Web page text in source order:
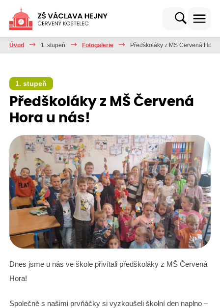
Úvod 1. stupeň Fotogalerie Předškoláky z MŠ Červená Hora
1. stupeň
Předškoláky z MŠ Červená
Hora u nás!
Dnes jsme u nás ve škole přivítali předškoláky z MŠ Červená
Hora!
Společně s našimi prvňáčky si vyzkoušeli školní den naplno –